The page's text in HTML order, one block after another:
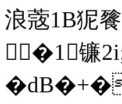
浪蔲1B
�1镰